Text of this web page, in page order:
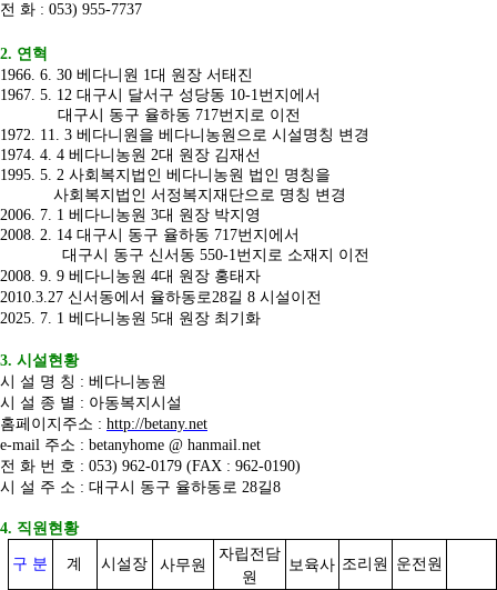
전 화 : 053) 955-7737
2. 연혁
1966. 6. 30 베다니원 1대 원장 서태진
1967. 5. 12 대구시 달서구 성당동 10-1번지에서
대구시 동구 율하동 717번지로 이전
1972. 11. 3 베다니원을 베다니농원으로 시설명칭 변경
1974. 4. 4 베다니농원 2대 원장 김재선
1995. 5. 2 사회복지법인 베다니농원 법인 명칭을
사회복지법인 서정복지재단으로 명칭 변경
2006. 7. 1 베다니농원 3대 원장 박지영
2008. 2. 14 대구시 동구 율하동 717번지에서
대구시 동구 신서동 550-1번지로 소재지 이전
2008. 9. 9 베다니농원 4대 원장 홍태자
2010.3.27 신서동에서 율하동로28길 8 시설이전
2025. 7. 1 베다니농원 5대 원장 최기화
3. 시설현황
시 설 명 칭 : 베다니농원
시 설 종 별 : 아동복지시설
홈페이지주소 : http://betany.net
e-mail 주소 : betanyhome @ hanmail.net
전 화 번 호 : 053) 962-0179 (FAX : 962-0190)
시 설 주 소 : 대구시 동구 율하동로 28길8
4. 직원현황
구 분 계 시설장 사무원
자립전담
원
보육사 조리원 운전원